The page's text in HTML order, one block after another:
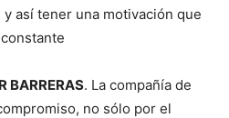
así tener una motivación que
BARRERAS. La compañía de
no sólo por el